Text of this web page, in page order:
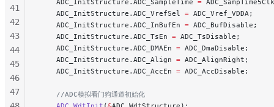
    ADC_InitStructure.ADC_VrefSel
= ADC_Vref_VDDA;
    ADC_InitStructure.ADC_InBufEn
= ADC_BufDisable;
    ADC_InitStructure.ADC_TsEn
= ADC_TsDisable;
    ADC_InitStructure.ADC_DMAEn
= ADC_DmaDisable;
    ADC_InitStructure.ADC_Align
= ADC_AlignRight;
    ADC_InitStructure.ADC_AccEn
= ADC_AccDisable;
    //ADC模拟看门狗通道初始化
41
42
43
44
45
46
47